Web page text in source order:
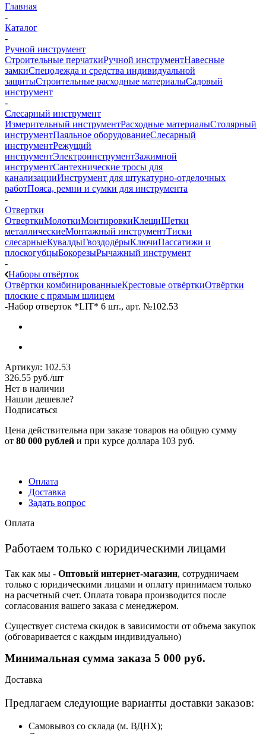
Главная
-
Каталог
-
Ручной инструмент
Строительные перчаткиРучной инструментНавесные
замкиСпецодежда и средства индивидуальной
защитыСтроительные расходные материалыСадовый
инструмент
-
Слесарный инструмент
Измерительный инструментРасходные материалыСтолярный
инструментПаяльное оборудованиеСлесарный
инструментРежущий
инструментЭлектроинструментЗажимной
инструментСантехнические тросы для
канализацииИнструмент для штукатурно-отделочных
работПояса, ремни и сумки для инструмента
-
Отвертки
ОтверткиМолоткиМонтировкиКлещиЩетки
металлическиеМонтажный инструментТиски
слесарныеКувалдыГвоздодёрыКлючиПассатижи и
плоскогубцыБокорезыРычажный инструмент
-
Наборы отвёрток
Отвёртки комбинированныеКрестовые отвёрткиОтвёртки
плоские с прямым шлицем
-Набор отверток *LIT* 6 шт., арт. №102.53
Артикул: 102.53
326.55 руб./шт
Нет в наличии
Нашли дешевле?
Подписаться
Цена действительна при заказе товаров на общую сумму
от 80 000 рублей и при курсе доллара 103 руб.
Оплата
Доставка
Задать вопрос
Оплата
Работаем только с юридическими лицами
Так как мы - Оптовый интернет-магазин, сотрудничаем
только с юридическими лицами и оплату принимаем только
на расчетный счет. Оплата товара производится после
согласования вашего заказа с менеджером.
Существует система скидок в зависимости от объема закупок
(обговаривается с каждым индивидуально)
Минимальная сумма заказа 5 000 руб.
Доставка
Предлагаем следующие варианты доставки заказов:
Самовывоз со склада (м. ВДНХ);